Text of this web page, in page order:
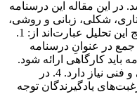
در این مقاله این درسنامه
شکلی، زبانی و روشی،
تحلیل نقادانه شده است. برخی از نتایج این تحلیل عبارت‌اند از: 1.
جمع در عنوانِ درسنامه
باید کارگاهی ارائه شود.
3. درسنامه به ویرایش محتوایی، ادبی و فنی نیاز دارد. 4. در
یادگیرندگان توجه